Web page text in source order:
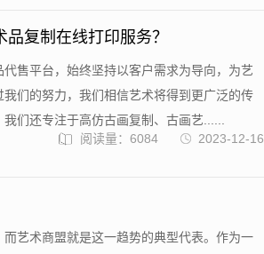
复制在线打印服务？
售平台，始终坚持以客户需求为导向，为艺
们的努力，我们相信艺术将得到更广泛的传
们还专注于高仿古画复制、古画艺......
2023-12-16
阅读量：6084
艺术商盟就是这一趋势的典型代表。作为一